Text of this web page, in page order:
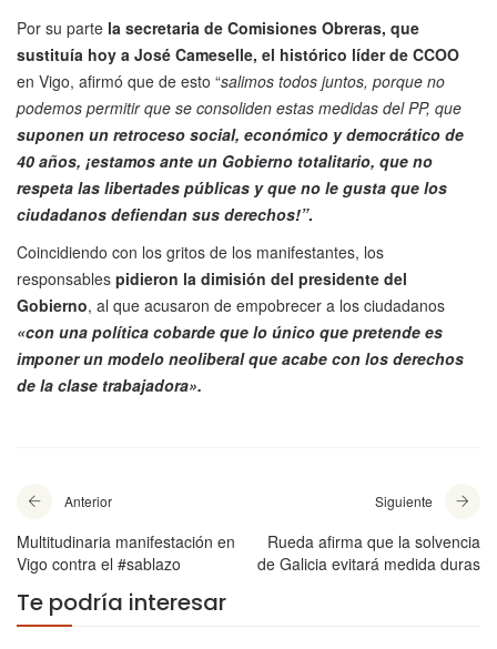
Por su parte la secretaria de Comisiones Obreras, que
sustituía hoy a José Cameselle, el histórico líder de CCOO
en Vigo, afirmó que de esto “salimos todos juntos, porque no
podemos permitir que se consoliden estas medidas del PP, que
suponen un retroceso social, económico y democrático de
40 años, ¡estamos ante un Gobierno totalitario, que no
respeta las libertades públicas y que no le gusta que los
ciudadanos defiendan sus derechos!”.
Coincidiendo con los gritos de los manifestantes, los
responsables pidieron la dimisión del presidente del
Gobierno, al que acusaron de empobrecer a los ciudadanos
«con una política cobarde que lo único que pretende es
imponer un modelo neoliberal que acabe con los derechos
de la clase trabajadora».
Anterior
Multitudinaria manifestación en
Vigo contra el #sablazo
Siguiente
Rueda afirma que la solvencia
de Galicia evitará medida duras
Te podría interesar